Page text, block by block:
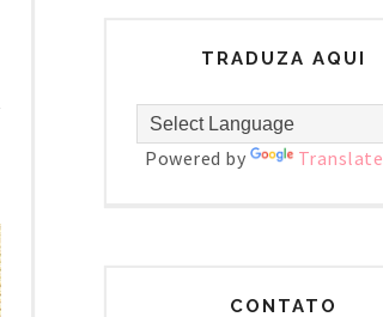
TRADUZA AQUI
Powered by Translate
CONTATO